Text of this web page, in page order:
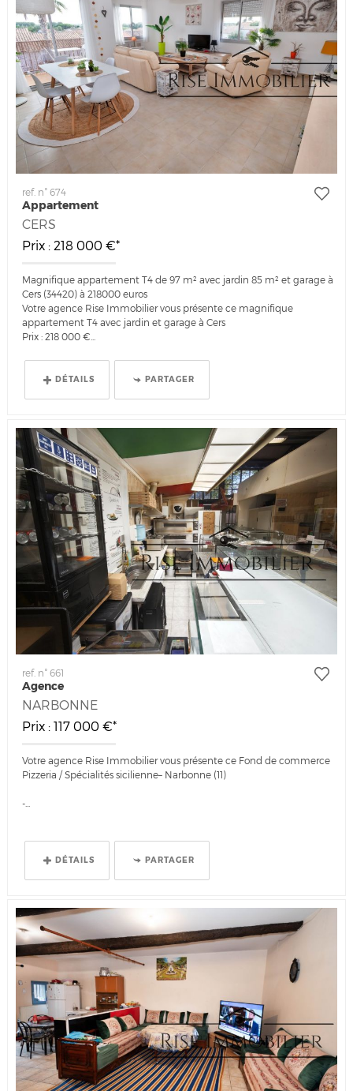
ref. n° 674
Appartement
CERS
Prix : 218 000 €*
Magnifique appartement T4 de 97 m² avec jardin 85 m² et garage à
Cers (34420) à 218000 euros
Votre agence Rise Immobilier vous présente ce magnifique
appartement T4 avec jardin et garage à Cers
Prix : 218 000 €...
DÉTAILS PARTAGER
ref. n° 661
Agence
NARBONNE
Prix : 117 000 €*
Votre agence Rise Immobilier vous présente ce Fond de commerce
Pizzeria / Spécialités sicilienne– Narbonne (11)
-...
DÉTAILS PARTAGER